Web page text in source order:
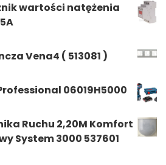
wartości natężenia
Vena4 ( 513081 )
06019H5000
Ruchu 2,20M Komfort
System 3000 537601